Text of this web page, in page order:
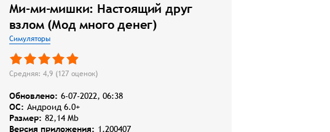
Ми-ми-мишки: Настоящий друг
взлом (Мод много денег)
Симуляторы
Средняя: 4,9 (127оценок)
Обновлено: 6-07-2022, 06:38
OC: Андроид 6.0+
Размер: 82,14 Mb
Версия приложения: 1.200407